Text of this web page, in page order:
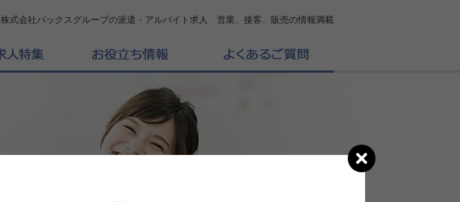
株式会社バックスグループの派遣・アルバイト求人 営業、接客、販売の情報満載